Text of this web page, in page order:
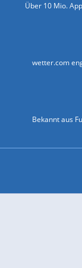
Über 10 Mio.
wetter.com
Bekannt aus